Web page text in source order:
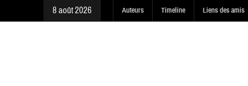
8 août 2026 Auteurs Timeline Liens des amis